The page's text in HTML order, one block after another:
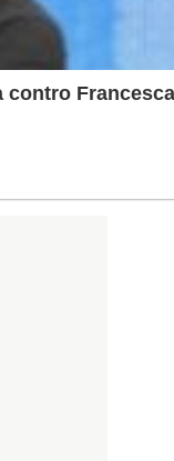
contro Francesca